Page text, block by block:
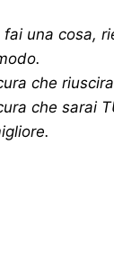
fai una cosa,
che
che sarai